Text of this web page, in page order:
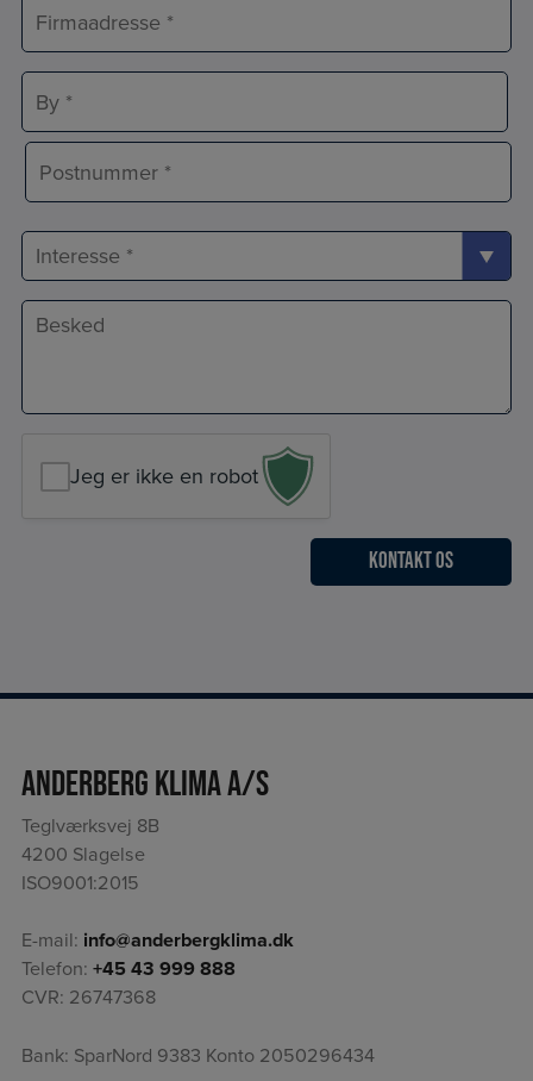
Adresselinje
By
Interesse
Besked
Jeg er ikke en robot
Anderberg Klima A/S
Teglværksvej 8B
4200 Slagelse
ISO9001:2015
E-mail: info@anderbergklima.dk
Telefon: +45 43 999 888
CVR: 26747368
Bank: SparNord 9383 Konto 2050296434